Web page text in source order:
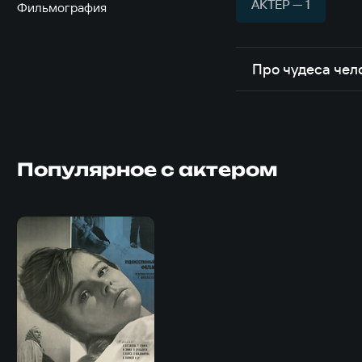
Фильмография АКТЁР — 1
Про чудеса
Популярное с актером